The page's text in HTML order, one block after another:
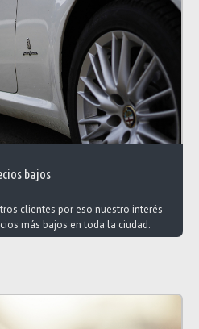
bajos
clientes por eso nuestro interés
más bajos en toda la ciudad.